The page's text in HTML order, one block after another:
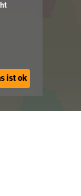
ist ok